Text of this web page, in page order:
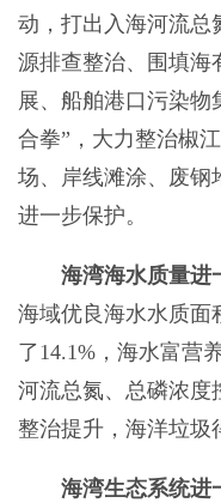
动，打出入海河流总
源排查整治、围填海
展、船舶港口污染物
合拳”，大力整治椒
场、岸线滩涂、废钢
进一步保护。
海湾海水质量进
海域优良海水水质面
了14.1%，海水富营
河流总氮、总磷浓度
整治提升，海洋垃圾
海湾生态系统进